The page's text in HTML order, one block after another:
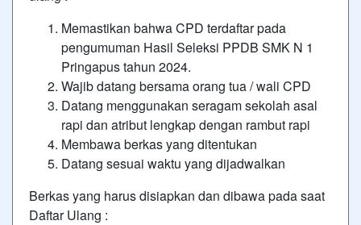
Memastikan bahwa CPD terdaftar pada
pengumuman Hasil Seleksi PPDB SMK N 1
Pringapus tahun 2024.
Wajib datang bersama orang tua / wali CPD
Datang menggunakan seragam sekolah asal
rapi dan atribut lengkap dengan rambut rapi
Membawa berkas yang ditentukan
Datang sesuai waktu yang dijadwalkan
Berkas yang harus disiapkan dan dibawa pada saat
Daftar Ulang :